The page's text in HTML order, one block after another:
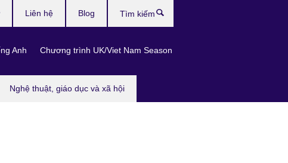
Nghệ thuật, giáo dục và xã hội
Anh Chương trình UK/Viet Nam Season
Liên hệ Blog
kiếm